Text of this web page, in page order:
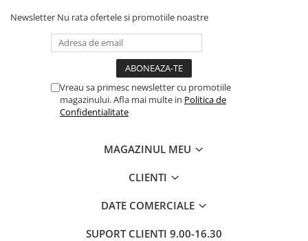
Newsletter Nu rata ofertele si promotiile noastre
Vreau sa primesc newsletter cu promotiile
magazinului. Afla mai multe in Politica de
Confidentialitate
MAGAZINUL MEU
CLIENTI
DATE COMERCIALE
SUPORT CLIENTI 9.00-16.30